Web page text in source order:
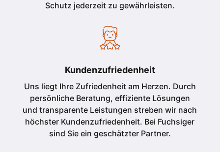
Schutz jederzeit zu gewährleisten.
Kundenzufriedenheit
Uns liegt Ihre Zufriedenheit am Herzen. Durch
persönliche Beratung, effiziente Lösungen
und transparente Leistungen streben wir nach
höchster Kundenzufriedenheit. Bei Fuchsiger
sind Sie ein geschätzter Partner.